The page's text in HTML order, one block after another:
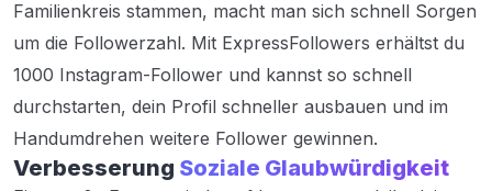
Familienkreis stammen, macht man sich schnell Sorgen
um die Followerzahl. Mit ExpressFollowers erhältst du
1000 Instagram-Follower und kannst so schnell
durchstarten, dein Profil schneller ausbauen und im
Handumdrehen weitere Follower gewinnen.
Verbesserung Soziale Glaubwürdigkeit